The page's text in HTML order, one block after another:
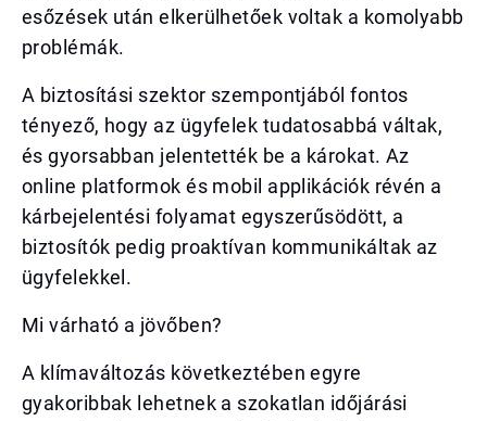
esőzések után elkerülhetőek voltak a komolyabb
problémák.
A biztosítási szektor szempontjából fontos
tényező, hogy az ügyfelek tudatosabbá váltak,
és gyorsabban jelentették be a károkat. Az
online platformok és mobil applikációk révén a
kárbejelentési folyamat egyszerűsödött, a
biztosítók pedig proaktívan kommunikáltak az
ügyfelekkel.
Mi várható a jövőben?
A klímaváltozás következtében egyre
gyakoribbak lehetnek a szokatlan időjárási